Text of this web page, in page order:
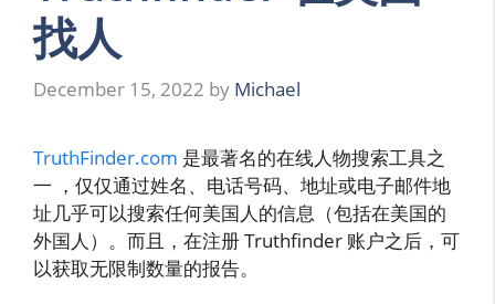
找人
December 15, 2022 by Michael
TruthFinder.com 是最著名的在线人物搜索工具之
一 ，仅仅通过姓名、电话号码、地址或电子邮件地
址几乎可以搜索任何美国人的信息（包括在美国的
外国人）。而且，在注册 Truthfinder 账户之后，可
以获取无限制数量的报告。